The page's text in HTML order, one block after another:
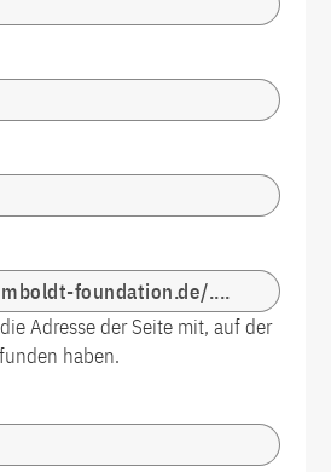
Adresse der Seite mit, auf der
haben.